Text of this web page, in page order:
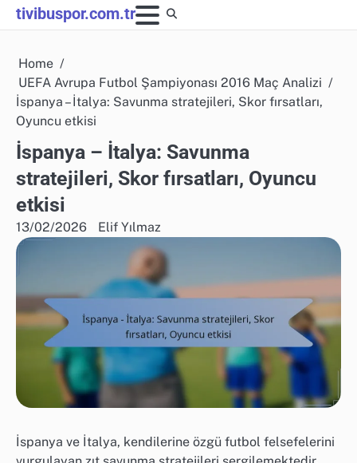
Skip
to
tivibuspor.com.tr
Home
UEFA Avrupa Futbol Şampiyonası 2016 Maç Analizi
İspanya – İtalya: Savunma stratejileri, Skor fırsatları,
Oyuncu etkisi
İspanya – İtalya: Savunma
stratejileri, Skor fırsatları, Oyuncu
etkisi
13/02/2026 Elif Yılmaz
İspanya ve İtalya, kendilerine özgü futbol felsefelerini